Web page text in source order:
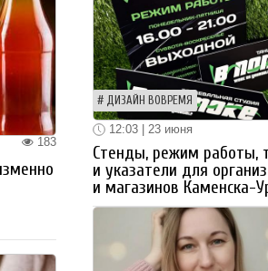
183
ДИЗАЙН ВОВРЕМЯ
12:03 | 23 июня
Стенды, режим работы,
и указатели для
и магазинов Каменска-